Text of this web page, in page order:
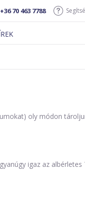
+36 70 463 7788
oly módon
igaz az